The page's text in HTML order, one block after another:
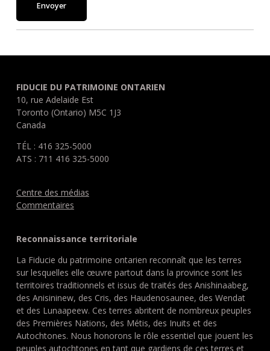
Envoyer
FIDUCIE DU PATRIMOINE ONTARIEN
10, rue Adelaide Est
Toronto (Ontario) M5C 1J3
Canada
TÉL : 416 325-5000
ATS : 711 416 325-5000
Centre des médias
Commentaires
Reconnaissance territoriale
La Fiducie du patrimoine ontarien reconnaît que les terres
sur lesquelles elle œuvre partout dans la province sont les
territoires traditionnels et issus de traités des Anishinaabeg,
des Anisininew, des Cris, des Haudenosaunee, des Wendat
et des Lunaapeew. Ces terres abritent de nombreux peuples
des Premières Nations, des Métis, des Inuits et des
Autochtones. Nous honorons le rôle essentiel que jouent les
peuples autochtones en tant que gardiens de ces terres et